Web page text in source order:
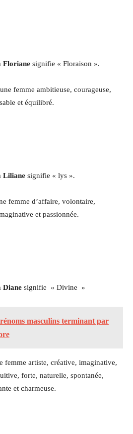
Floriane signifie « Floraison ».
femme ambitieuse, courageuse,
et équilibré.
Liliane signifie « lys ».
femme d’affaire, volontaire,
et passionnée.
Diane signifie « Divine »
masculins terminant par
femme artiste, créative, imaginative,
forte, naturelle, spontanée,
et charmeuse.